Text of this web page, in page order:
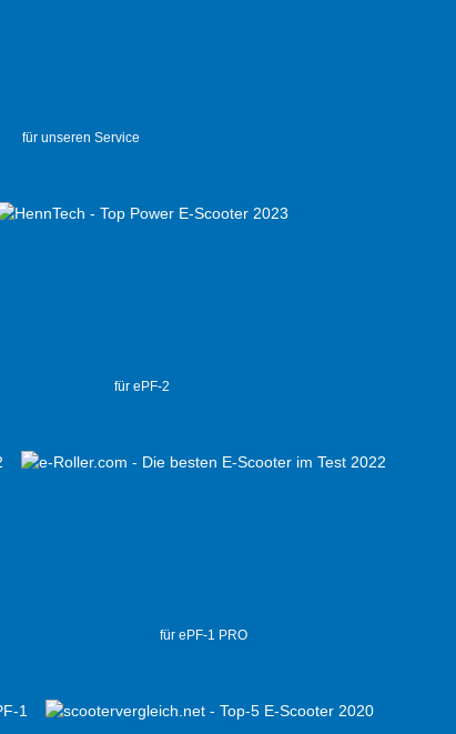
für unseren Service
für ePF-2
für ePF-1 PRO